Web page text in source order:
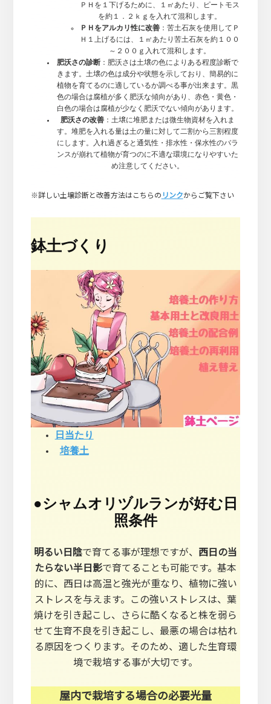
ＰＨを１下げるために、１㎡あたり、ピートモス
を約１．２ｋｇを入れて混和します。
ＰＨをアルカリ性に改善 ：苦土石灰を使用してＰ
Ｈ１上げるには、１㎡あたり苦土石灰を約１００
～２００ｇ入れて混和します。
肥沃さの診断 ：肥沃さは土壌の色によりある程度診断で
きます。土壌の色は成分や状態を示しており、簡易的に
植物を育てるのに適しているか調べる事が出来ます。黒
色の場合は腐植が多く肥沃な傾向があり、赤色・黄色・
白色の場合は腐植が少なく肥沃でない傾向があります。
肥沃さの改善 ：土壌に堆肥または微生物資材を入れま
す。堆肥を入れる量は土の量に対して二割から三割程度
にします。入れ過ぎると通気性・排水性・保水性のバラ
ンスが崩れて植物が育つのに不適な環境になりやすいた
め注意してください。
※詳しい土壌診断と改善方法はこちらの リンクからご覧下さい
鉢土づくり
日当たり
培養土
●シャムオリヅルランが好む日
照条件
明るい日陰で育てる事が理想ですが、 西日の当
たらない半日影で育てることも可能です。基本
的に、西日は高温と強光が重なり、植物に強い
ストレスを与えます。この強いストレスは、葉
焼けを引き起こし、さらに酷くなると株を弱ら
せて生育不良を引き起こし、最悪の場合は枯れ
る原因をつくります。そのため、適した生育環
境で栽培する事が大切です。
屋内で栽培する場合の必要光量